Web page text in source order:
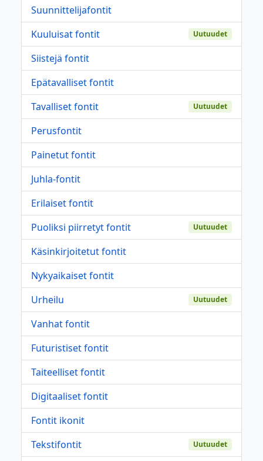
Suunnittelijafontit
Kuuluisat fontit
Uutuudet
Siistejä fontit
Epätavalliset fontit
Tavalliset fontit
Uutuudet
Perusfontit
Painetut fontit
Juhla-fontit
Erilaiset fontit
Puoliksi piirretyt fontit
Uutuudet
Käsinkirjoitetut fontit
Nykyaikaiset fontit
Urheilu
Uutuudet
Vanhat fontit
Futuristiset fontit
Taiteelliset fontit
Digitaaliset fontit
Fontit ikonit
Tekstifontit
Uutuudet